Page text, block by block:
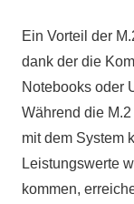
Ein Vorteil der
dank der die
Notebooks oder
Während die
mit dem System
Leistungswerte
kommen,